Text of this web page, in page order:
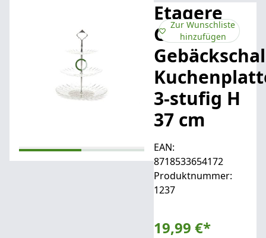
Etagere
Glas
3-stufig H
37 cm
EAN:
8718533654172
Produktnummer:
1237
19,99 €*
Zur Wunschliste
hinzufügen